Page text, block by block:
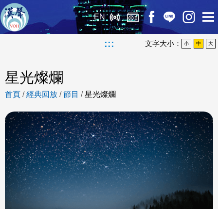
EN
::: 文字大小： 小 中 大
星光燦爛
首頁 /經典回放 /節目 /星光燦爛